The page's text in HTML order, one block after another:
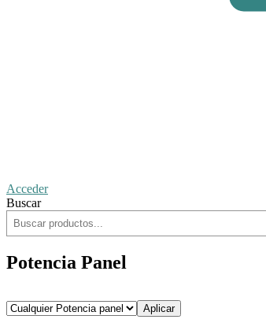
Acceder
Buscar
Potencia Panel
Aplicar